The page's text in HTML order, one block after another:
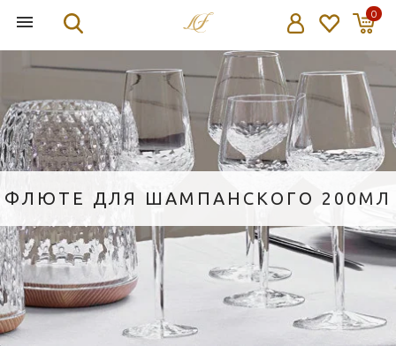
0
ФЛЮТЕ ДЛЯ ШАМПАНСКОГО 200МЛ